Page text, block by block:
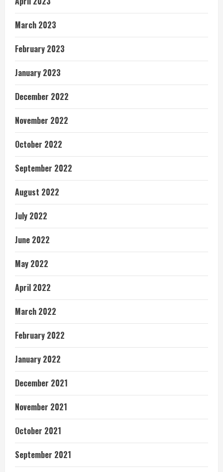
March 2023
February 2023
January 2023
December 2022
November 2022
October 2022
September 2022
August 2022
July 2022
June 2022
May 2022
April 2022
March 2022
February 2022
January 2022
December 2021
November 2021
October 2021
September 2021